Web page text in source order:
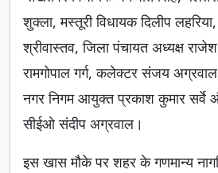
शुक्ला, मस्तूरी विधायक दिलीप
श्रीवास्तव, जिला पंचायत अध्यक्ष
रामगोपाल गर्ग, कलेक्टर संजय
नगर निगम आयुक्त प्रकाश कुमार सर्वे
सीईओ संदीप अग्रवाल।
इस खास मौके पर शहर के गणमान्य